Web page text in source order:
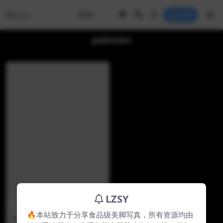
pakaian
中国美jio
Pakaian pelaut & kaki babi
LZSY
🔥本站致力于分享食品级美脚写真，所有资源均由